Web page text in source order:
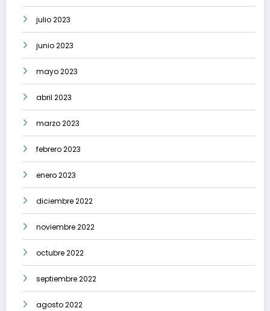
julio 2023
junio 2023
mayo 2023
abril 2023
marzo 2023
febrero 2023
enero 2023
diciembre 2022
noviembre 2022
octubre 2022
septiembre 2022
agosto 2022